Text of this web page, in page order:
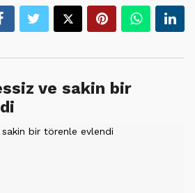
ve sakin bir